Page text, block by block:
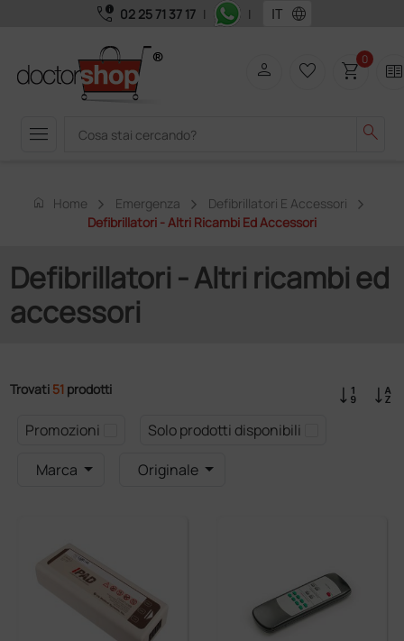
call_quality 02 25 71 37 17 | | language
menu search
person favorite_border shopping_cart0 two_pager
home Home Emergenza
Defibrillatori E Accessori
Defibrillatori - Altri Ricambi Ed Accessori
Defibrillatori - Altri ricambi ed
accessori
Trovati 51 prodotti
Promozioni
Solo prodotti disponibili
Marca
Originale